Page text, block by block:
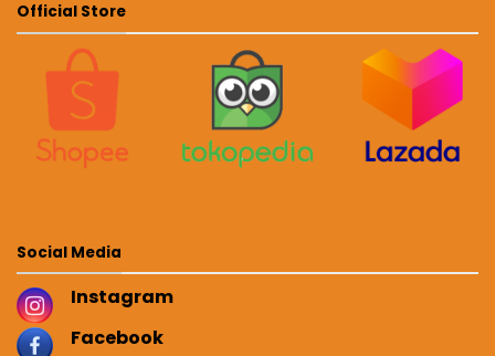
Official Store
Social Media
Instagram
Facebook